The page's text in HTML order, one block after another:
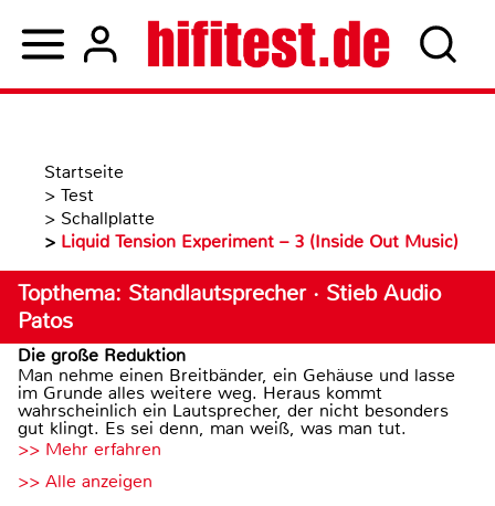
Startseite
> Test
> Schallplatte
> Liquid Tension Experiment – 3 (Inside Out Music)
Topthema: Standlautsprecher · Stieb Audio
Patos
Die große Reduktion
Man nehme einen Breitbänder, ein Gehäuse und lasse
im Grunde alles weitere weg. Heraus kommt
wahrscheinlich ein Lautsprecher, der nicht besonders
gut klingt. Es sei denn, man weiß, was man tut.
>> Mehr erfahren
>> Alle anzeigen